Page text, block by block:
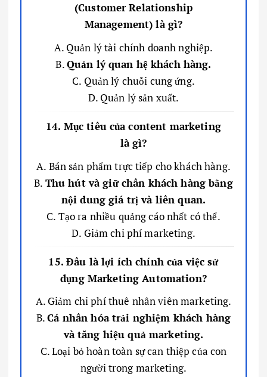
(Customer Relationship
Management) là gì?
A. Quản lý tài chính doanh nghiệp.
B.Quản lý quan hệ khách hàng.
C. Quản lý chuỗi cung ứng.
D. Quản lý sản xuất.
14. Mục tiêu của content marketing
là gì?
A. Bán sản phẩm trực tiếp cho khách hàng.
B. Thu hút và giữ chân khách hàng bằng
nội dung giá trị và liên quan.
C. Tạo ra nhiều quảng cáo nhất có thể.
D. Giảm chi phí marketing.
15. Đâu là lợi ích chính của việc sử
dụng Marketing Automation?
A. Giảm chi phí thuê nhân viên marketing.
B.Cá nhân hóa trải nghiệm khách hàng
và tăng hiệu quả marketing.
C. Loại bỏ hoàn toàn sự can thiệp của con
người trong marketing.